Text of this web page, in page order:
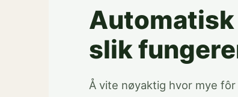
Automatisk
slik
Å vite nøyaktig hvor mye